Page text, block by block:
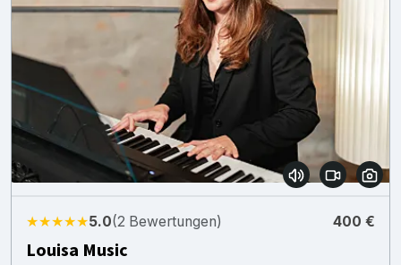
★★★★★5.0(2 Bewertungen) 400 €
Louisa Music